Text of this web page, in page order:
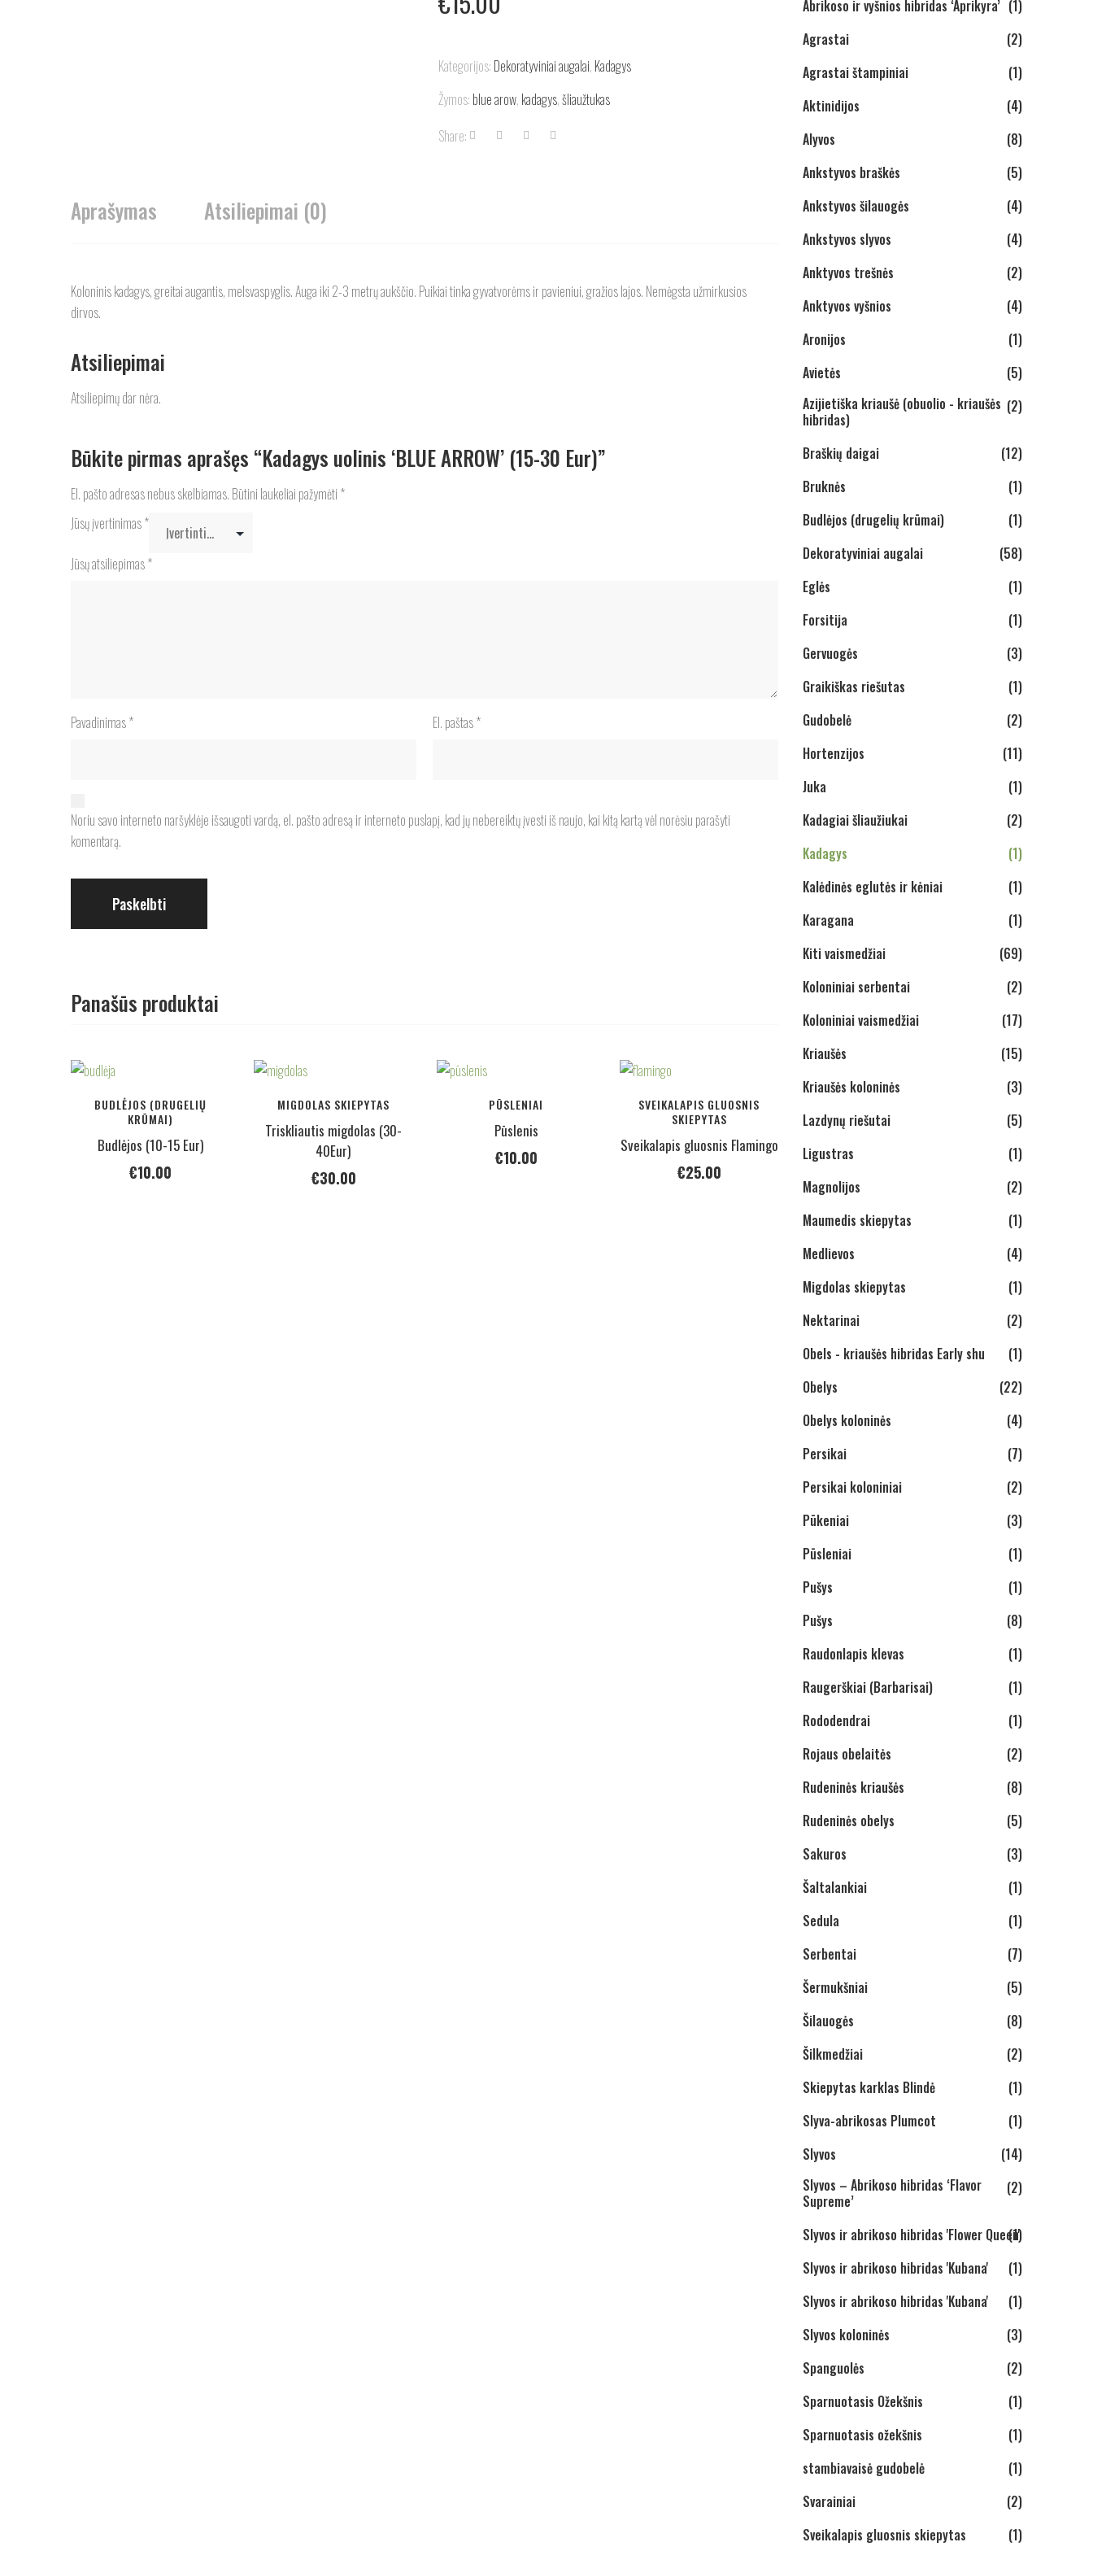
Kategorijos: Dekoratyviniai augalai, Kadagys
Žymos: blue arow, kadagys,šliaužtukas
Share:
Aprašymas Atsiliepimai (0)
Koloninis kadagys, greitai augantis, melsvaspyglis. Auga iki 2-3 metrų aukščio. Puikiai tinka gyvatvorėms ir pavieniui, gražios lajos. Nemėgsta užmirkusios
dirvos.
Atsiliepimai
Atsiliepimų dar nėra.
Būkite pirmas aprašęs “Kadagys uolinis ‘BLUE ARROW’ (15-30 Eur)”
El. pašto adresas nebus skelbiamas. Būtini laukeliai pažymėti *
Jūsų įvertinimas*
Jūsų atsiliepimas*
Pavadinimas* El. paštas*
Noriu savo interneto naršyklėje išsaugoti vardą, el. pašto adresą ir interneto puslapį, kad jų nebereiktų įvesti iš naujo, kai kitą kartą vėl norėsiu parašyti
komentarą.
Panašūs produktai
BUDLĖJOS (DRUGELIŲ
KRŪMAI)
Budlėjos (10-15 Eur)
€10.00
MIGDOLAS SKIEPYTAS
Triskliautis migdolas (30-
40Eur)
€30.00
PŪSLENIAI
Pūslenis
€10.00
SVEIKALAPIS GLUOSNIS
SKIEPYTAS
Sveikalapis gluosnis Flamingo
€25.00
Abrikoso ir vyšnios hibridas ‘Aprikyra’ (1)
Agrastai
(2)
Agrastai štampiniai
(1)
Aktinidijos
(4)
Alyvos
(8)
Ankstyvos braškės
(5)
Ankstyvos šilauogės
(4)
Ankstyvos slyvos
(4)
Anktyvos trešnės
(2)
Anktyvos vyšnios
(4)
Aronijos
(1)
Avietės
(5)
Azijietiška kriaušė (obuolio - kriaušės
hibridas)
(2)
Braškių daigai
(12)
Bruknės
(1)
Budlėjos (drugelių krūmai)
(1)
Dekoratyviniai augalai
(58)
Eglės
(1)
Forsitija
(1)
Gervuogės
(3)
Graikiškas riešutas
(1)
Gudobelė
(2)
Hortenzijos
(11)
Juka
(1)
Kadagiai šliaužiukai
(2)
Kadagys
(1)
Kalėdinės eglutės ir kėniai
(1)
Karagana
(1)
Kiti vaismedžiai
(69)
Koloniniai serbentai
(2)
Koloniniai vaismedžiai
(17)
Kriaušės
(15)
Kriaušės koloninės
(3)
Lazdynų riešutai
(5)
Ligustras
(1)
Magnolijos
(2)
Maumedis skiepytas
(1)
Medlievos
(4)
Migdolas skiepytas
(1)
Nektarinai
(2)
Obels - kriaušės hibridas Early shu
(1)
Obelys
(22)
Obelys koloninės
(4)
Persikai
(7)
Persikai koloniniai
(2)
Pūkeniai
(3)
Pūsleniai
(1)
Pušys
(1)
Pušys
(8)
Raudonlapis klevas
(1)
Raugerškiai (Barbarisai)
(1)
Rododendrai
(1)
Rojaus obelaitės
(2)
Rudeninės kriaušės
(8)
Rudeninės obelys
(5)
Sakuros
(3)
Šaltalankiai
(1)
Sedula
(1)
Serbentai
(7)
Šermukšniai
(5)
Šilauogės
(8)
Šilkmedžiai
(2)
Skiepytas karklas Blindė
(1)
Slyva-abrikosas Plumcot
(1)
Slyvos
(14)
Slyvos – Abrikoso hibridas ‘Flavor
Supreme’
(2)
Slyvos ir abrikoso hibridas 'Flower Queen'
(1)
Slyvos ir abrikoso hibridas 'Kubana'
(1)
Slyvos ir abrikoso hibridas 'Kubana'
(1)
Slyvos koloninės
(3)
Spanguolės
(2)
Sparnuotasis Ožekšnis
(1)
Sparnuotasis ožekšnis
(1)
stambiavaisė gudobelė
(1)
Svarainiai
(2)
Sveikalapis gluosnis skiepytas
(1)